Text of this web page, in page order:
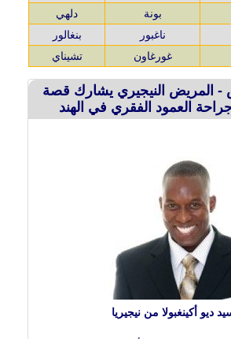
دلهي
بونة
بنغالور
ناغبور
تشيناي
غورغاون
- المريض النيجيري يشارك قصة
العمود الفقري في الهند
ديو أكينغبولا من نيجيريا